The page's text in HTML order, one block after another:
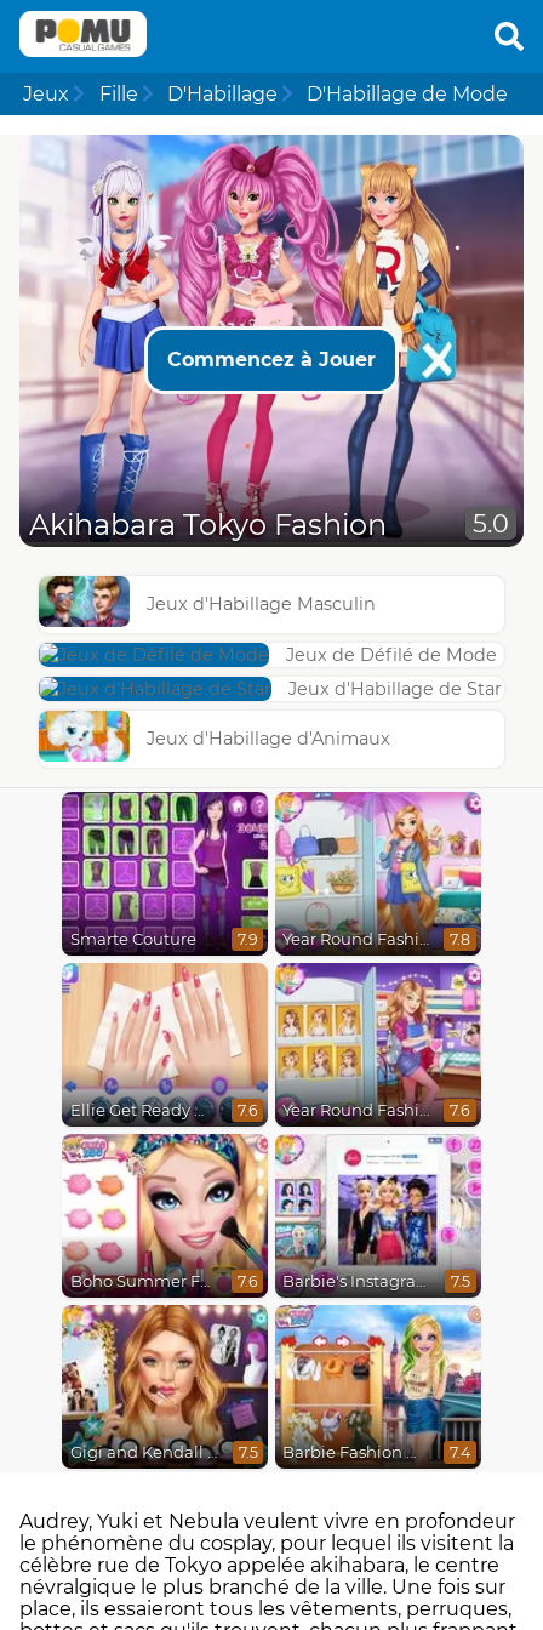
Jeux Fille D'Habillage D'Habillage de Mode
Commencez à Jouer
Akihabara Tokyo Fashion 5.0
Jeux d'Habillage Masculin
Jeux de Défilé de Mode
Jeux d'Habillage de Star
Jeux d'Habillage d'Animaux
Smarte Couture 7.9 Year Round Fashionista Rapunzel 7.8
Ellie Get Ready With Me 2 7.6 Year Round Fashionista Belle 7.6
Boho Summer Festival Besties 7.6 Barbie's Instagram Life 7.5
Gigi and Kendall BFFS 7.5 Barbie Fashion Week Model 7.4
Audrey, Yuki et Nebula veulent vivre en profondeur
le phénomène du cosplay, pour lequel ils visitent la
célèbre rue de Tokyo appelée akihabara, le centre
névralgique le plus branché de la ville. Une fois sur
place, ils essaieront tous les vêtements, perruques,